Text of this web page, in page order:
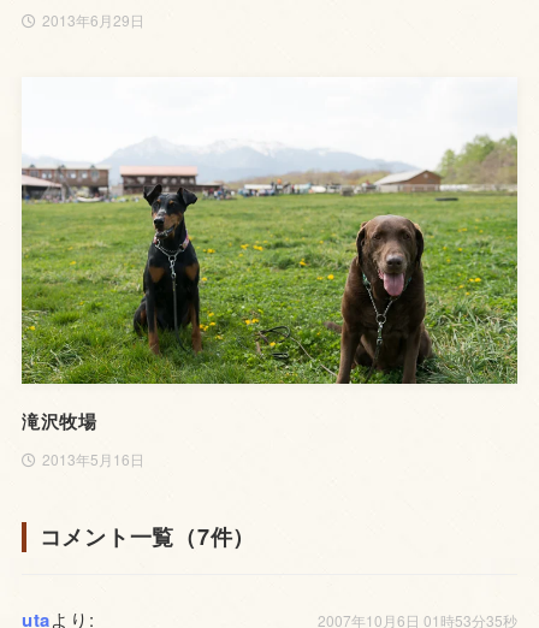
2013年6月29日
滝沢牧場
2013年5月16日
コメント一覧（7件）
utaより: 2007年10月6日 01時53分35秒